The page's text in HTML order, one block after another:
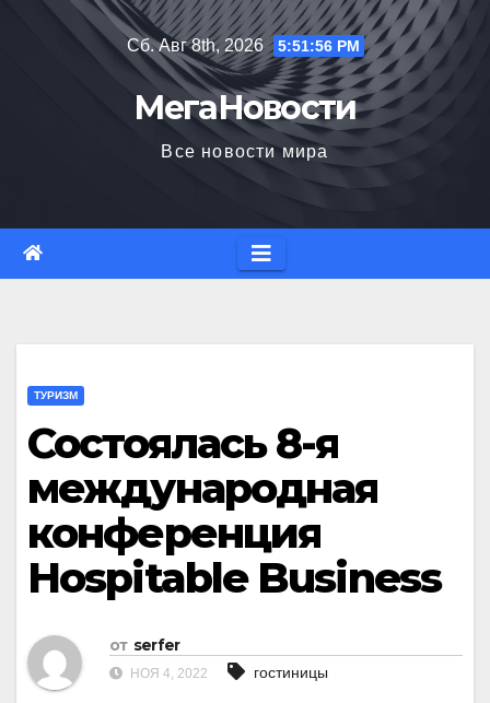
Сб. Авг 8th, 2026 5:51:57 PM
МегаНовости
Все новости мира
ТУРИЗМ
Состоялась 8-я
международная
конференция
Hospitable Business
от serfer
НОЯ 4, 2022 гостиницы